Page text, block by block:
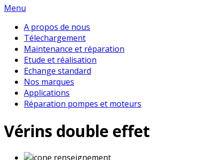
Menu
A propos de nous
Télechargement
Maintenance et réparation
Etude et réalisation
Echange standard
Nos marques
Applications
Réparation pompes et moteurs
Vérins double effet